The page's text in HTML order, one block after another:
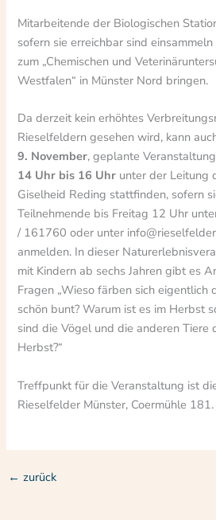
Mitarbeitende der Biologischen
sofern sie erreichbar sind
zum „Chemischen und
Westfalen“ in Münster Nord bringen.
Da derzeit kein erhöhtes
Rieselfeldern gesehen wird, kann
9. November, geplante
14 Uhr bis 16 Uhr unter der Leitung
Giselheid Reding stattfinden, sofern
Teilnehmende bis Freitag 12 Uhr
/ 161760 oder unter
anmelden. In dieser
mit Kindern ab sechs Jahren gibt es
Fragen „Wieso färben sich eigentlich
schön bunt? Warum ist es im Herbst
sind die Vögel und die anderen Tiere
Herbst?“
Treffpunkt für die Veranstaltung ist
Rieselfelder Münster, Coermühle 181.
← zurück